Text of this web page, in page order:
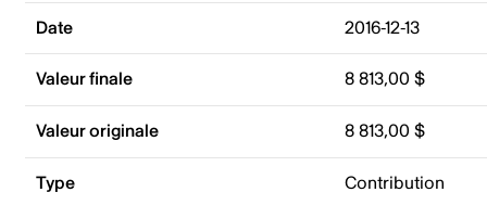
Date 2016-12-13
Valeur finale 8 813,00 $
Valeur originale 8 813,00 $
Type Contribution